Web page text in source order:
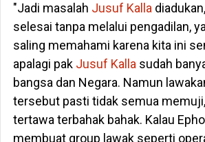
"Jadi masalah Jusuf Kalla
selesai tanpa melalui pengadilan,
saling memahami karena kita ini
apalagi pak Jusuf Kalla sudah
bangsa dan Negara. Namun
tersebut pasti tidak semua
tertawa terbahak bahak. Kalau
membuat group lawak seperti